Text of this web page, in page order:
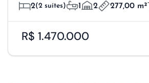
2(2 suítes) 1 2 277,00 m²
R$ 1.470.000